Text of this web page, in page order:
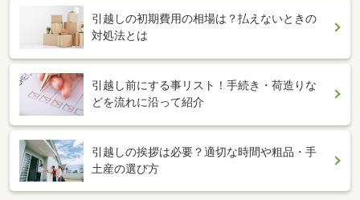
引越しの初期費用の相場は？払えないときの
対処法とは
引越し前にする事リスト！手続き・荷造りな
どを流れに沿って紹介
引越しの挨拶は必要？適切な時間や粗品・手
土産の選び方